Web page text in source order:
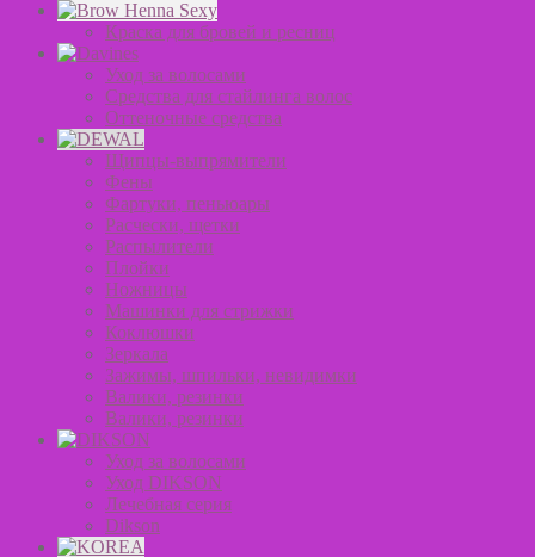
Краска для бровей и ресниц
Уход за волосами
Средства для стайлинга волос
Оттеночные средства
Щипцы-выпрямители
Фены
Фартуки, пеньюары
Расчески, щетки
Распылители
Плойки
Ножницы
Машинки для стрижки
Коклюшки
Зеркала
Зажимы, шпильки, невидимки
Валики, резинки
Валики, резинки
Уход за волосами
Уход DIKSON
Лечебная серия
Dikson